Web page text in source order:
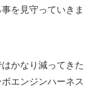
を見守っていきま
かなり減ってきた
エンジンハーネス